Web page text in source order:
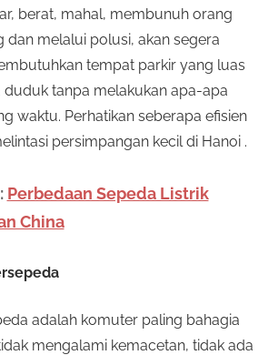
berat, mahal, membunuh orang
dan melalui polusi, akan segera
tempat parkir yang luas
duduk tanpa melakukan apa-apa
waktu. Perhatikan seberapa efisien
persimpangan kecil di Hanoi .
Perbedaan Sepeda Listrik
China
adalah komuter paling bahagia
mengalami kemacetan, tidak ada